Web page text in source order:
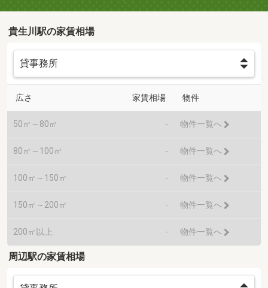
貴生川駅の家賃相場
広さ 家賃相場 物件
50㎡～80㎡ - 物件一覧へ
80㎡～100㎡ - 物件一覧へ
100㎡～150㎡ - 物件一覧へ
150㎡～200㎡ - 物件一覧へ
200㎡以上 - 物件一覧へ
周辺駅の家賃相場